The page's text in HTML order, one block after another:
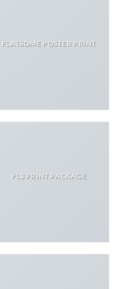
FLATSOME POSTER PRINT
FL3 PRINT PACKAGE